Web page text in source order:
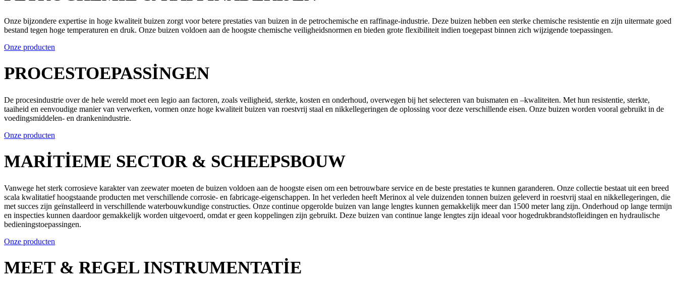
Onze bijzondere expertise in hoge kwaliteit buizen zorgt voor betere prestaties van buizen in de petrochemische en raffinage-industrie. Deze buizen hebben een sterke chemische resistentie en zijn uitermate goed
bestand tegen hoge temperaturen en druk. Onze buizen voldoen aan de hoogste chemische veiligheidsnormen en bieden grote flexibiliteit indien toegepast binnen zich wijzigende toepassingen.
Onze producten
PROCESTOEPASSINGEN
De procesindustrie over de hele wereld moet een legio aan factoren, zoals veiligheid, sterkte, kosten en onderhoud, overwegen bij het selecteren van buismaten en –kwaliteiten. Met hun resistentie, sterkte,
taaiheid en eenvoudige manier van verwerken, vormen onze hoge kwaliteit buizen van roestvrij staal en nikkellegeringen de oplossing voor deze verschillende eisen. Onze buizen worden vooral gebruikt in de
voedingsmiddelen- en drankenindustrie.
Onze producten
MARITIEME SECTOR & SCHEEPSBOUW
Vanwege het sterk corrosieve karakter van zeewater moeten de buizen voldoen aan de hoogste eisen om een betrouwbare service en de beste prestaties te kunnen garanderen. Onze collectie bestaat uit een breed
scala kwalitatief hoogstaande producten met verschillende corrosie- en fabricage-eigenschappen. In het verleden heeft Merinox al vele duizenden tonnen buizen geleverd in roestvrij staal en nikkellegeringen, die
met succes zijn geïnstalleerd in verschillende waterbouwkundige constructies. Onze continue opgerolde buizen van lange lengtes kunnen gemakkelijk meer dan 1500 meter lang zijn. Onderhoud op lange termijn
en inspecties kunnen daardoor gemakkelijk worden uitgevoerd, omdat er geen koppelingen zijn gebruikt. Deze buizen van continue lange lengtes zijn ideaal voor hogedrukbrandstofleidingen en hydraulische
bedieningstoepassingen.
Onze producten
MEET & REGEL INSTRUMENTATIE